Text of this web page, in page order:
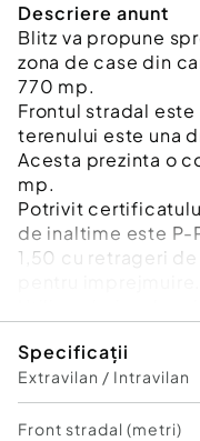
Descriere anunt
Blitz va propune
zona de case din
770 mp.
Frontul stradal
terenului este una
Acesta prezinta o
mp.
Potrivit
de inaltime este P-
1,50 cu retrageri
pentru
Pentru mai multe
vizionare!
Cod ofertă / ID
Id intern: P138734
Specificații
Extravilan / Intravilan
Front stradal (metri)